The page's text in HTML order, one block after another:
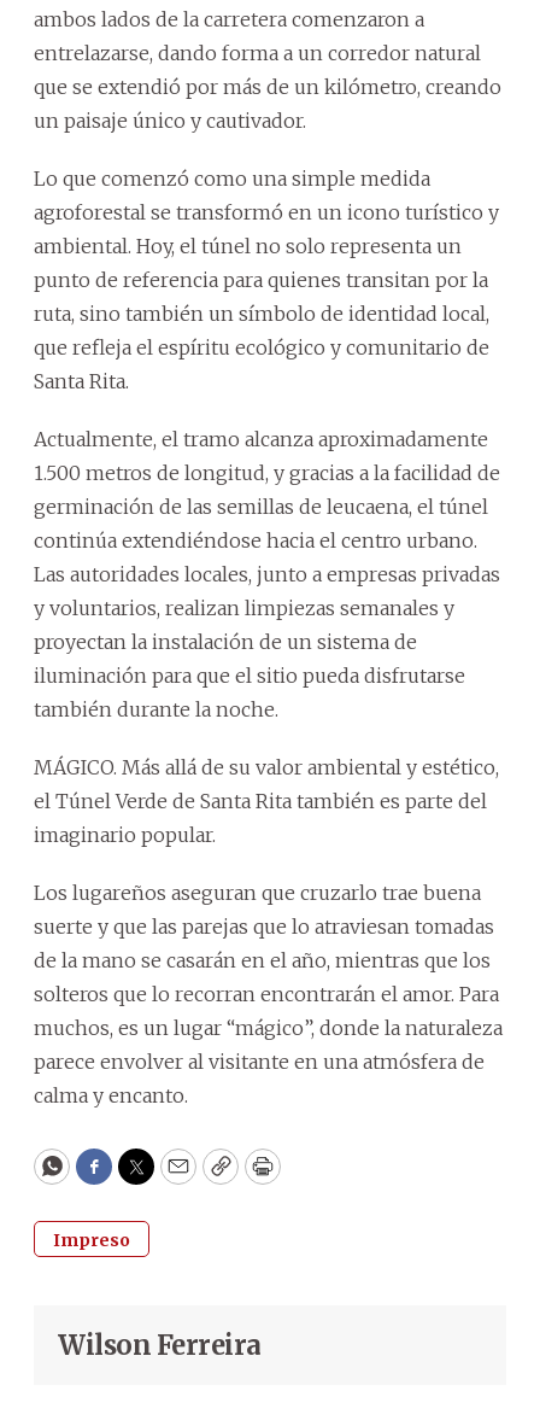
ambos lados de la carretera comenzaron a
entrelazarse, dando forma a un corredor natural
que se extendió por más de un kilómetro, creando
un paisaje único y cautivador.
Lo que comenzó como una simple medida
agroforestal se transformó en un icono turístico y
ambiental. Hoy, el túnel no solo representa un
punto de referencia para quienes transitan por la
ruta, sino también un símbolo de identidad local,
que refleja el espíritu ecológico y comunitario de
Santa Rita.
Actualmente, el tramo alcanza aproximadamente
1.500 metros de longitud, y gracias a la facilidad de
germinación de las semillas de leucaena, el túnel
continúa extendiéndose hacia el centro urbano.
Las autoridades locales, junto a empresas privadas
y voluntarios, realizan limpiezas semanales y
proyectan la instalación de un sistema de
iluminación para que el sitio pueda disfrutarse
también durante la noche.
MÁGICO. Más allá de su valor ambiental y estético,
el Túnel Verde de Santa Rita también es parte del
imaginario popular.
Los lugareños aseguran que cruzarlo trae buena
suerte y que las parejas que lo atraviesan tomadas
de la mano se casarán en el año, mientras que los
solteros que lo recorran encontrarán el amor. Para
muchos, es un lugar “mágico”, donde la naturaleza
parece envolver al visitante en una atmósfera de
calma y encanto.
WhatsApp
Facebook
Twitter
EmailCopyPrint
Impreso
Wilson Ferreira